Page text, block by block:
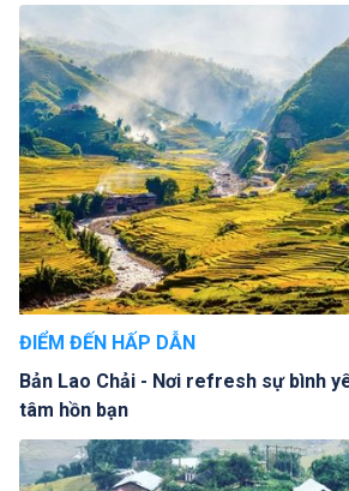
ĐIỂM ĐẾN HẤP DẪN
Bản Lao Chải - Nơi refresh sự bình
tâm hồn bạn